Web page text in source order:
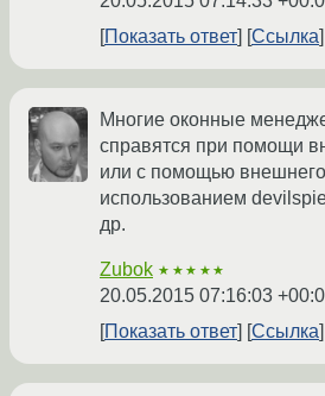
Показать ответ
Ссылка
Многие оконные
справятся при помощи
или с помощью внешнего
использованием
др.
Zubok ★★★★★
20.05.2015 07:16:03
Показать ответ
Ссылка